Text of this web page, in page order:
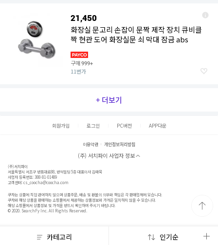
21,450
화장실 문고리 손잡이 문짝 제작 장치 큐비클
짝 현관 도어 화장실문 쇠 막대 잠금 abs
구매999+
11번가
+ 더보기
회원가입 로그인 PC버전 APP다운
이용약관 개인정보처리방침
(주) 서치파이 사업자 정보
(주)서치파이
서울특별시 서초구 반포대로88, 반석빌딩 5층 대표이사 김태묵
사업자 등록번호: 388-81-01489
고객센터:cs_coocha@coocha.com
쿠차는 상품에 직접 관여하지 않으며 상품주문, 배송 및 환불의 의무와 책임은 각 판매업체에 있습니다.
쿠차와 해당 상품을 판매하는 쇼핑몰에서 제공하는 상품정보와 가격은 일치하지 않을 수 있습니다.
해당 쇼핑몰에서 상품정보 및 가격을 반드시 확인하여 주시기 바랍니다.
© 2020. SearchFy Inc. All Rights Reserved.
카테고리 인기순